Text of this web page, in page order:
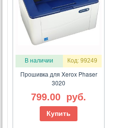
В наличии Код: 99249
Прошивка для Xerox Phaser
3020
799.00 руб.
Купить